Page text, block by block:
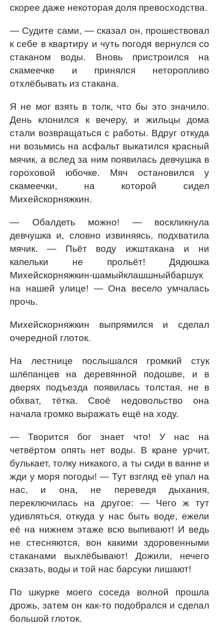
скорее даже некоторая доля превосходства.
— Судите сами, — сказал он, прошествовал
к себе в квартиру и чуть погодя вернулся со
стаканом воды. Вновь пристроился на
скамеечке и принялся неторопливо
отхлёбывать из стакана.
Я не мог взять в толк, что бы это значило.
День клонился к вечеру, и жильцы дома
стали возвращаться с работы. Вдруг откуда
ни возьмись на асфальт выкатился красный
мячик, а вслед за ним появилась девчушка в
гороховой юбочке. Мяч остановился у
скамеечки, на которой сидел
Михейскорняжкин.
— Обалдеть можно! — воскликнула
девчушка и, словно извиняясь, подхватила
мячик. — Пьёт воду ижштакана и ни
капельки не прольёт! Дядюшка
Михейскорняжкин-шамыйклашшныйбаршук
на нашей улице! — Она весело умчалась
прочь.
Михейскорняжкин выпрямился и сделал
очередной глоток.
На лестнице послышался громкий стук
шлёпанцев на деревянной подошве, и в
дверях подъезда появилась толстая, не в
обхват, тётка. Своё недовольство она
начала громко выражать ещё на ходу.
— Творится бог знает что! У нас на
четвёртом опять нет воды. В кране урчит,
булькает, толку никакого, а ты сиди в ванне и
жди у моря погоды! — Тут взгляд её упал на
нас, и она, не переведя дыхания,
переключилась на другое: — Чего ж тут
удивляться, откуда у нас быть воде, ежели
её на нижнем этаже всю выпивают! И ведь
не стесняются, вон какими здоровенными
стаканами выхлёбывают! Дожили, нечего
сказать, воды и той нас барсуки лишают!
По шкурке моего соседа волной прошла
дрожь, затем он как-то подобрался и сделал
большой глоток.